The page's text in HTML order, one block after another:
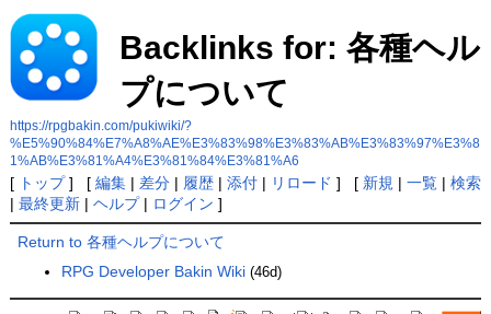
Backlinks for: 各種ヘル
プについて
https://rpgbakin.com/pukiwiki/?
%E5%90%84%E7%A8%AE%E3%83%98%E3%83%AB%E3%83%97%E3%8
1%AB%E3%81%A4%E3%81%84%E3%81%A6
[ トップ] [ 編集| 差分| 履歴| 添付| リロード ] [ 新規 | 一覧| 検索
| 最終更新| ヘルプ| ログイン ]
Return to 各種ヘルプについて
RPG Developer Bakin Wiki (46d)